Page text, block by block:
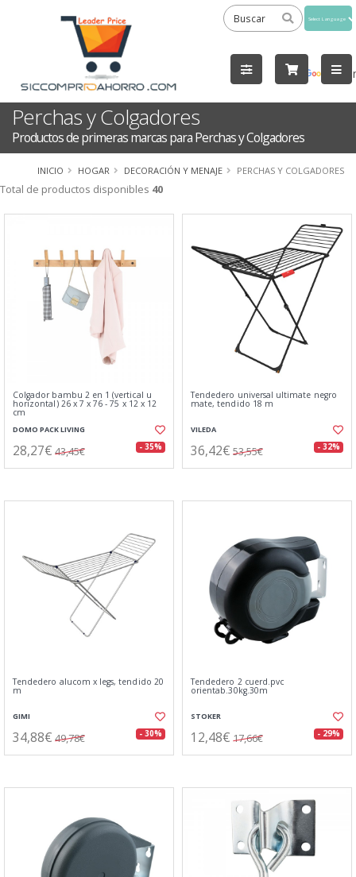
by
Perchas y Colgadores
Productos de primeras marcas para Perchas y Colgadores
INICIO HOGAR DECORACIÓN Y MENAJE PERCHAS Y COLGADORES
Total de productos disponibles 40
Colgador bambu 2 en 1 (vertical u
horizontal) 26 x 7 x 76 - 75 x 12 x 12
cm
DOMO PACK LIVING
28,27€ 43,45€ - 35%
Tendedero universal ultimate negro
mate, tendido 18 m
VILEDA
36,42€ 53,55€ - 32%
Tendedero alucom x legs, tendido 20
m
GIMI
34,88€ 49,78€ - 30%
Tendedero 2 cuerd.pvc
orientab.30kg.30m
STOKER
12,48€ 17,66€ - 29%